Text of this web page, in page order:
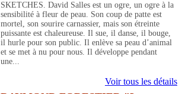
SKETCHES. David Salles est un ogre, un ogre à la
sensibilité à fleur de peau. Son coup de patte est
mortel, son sourire carnassier, mais son étreinte
puissante est chaleureuse. Il sue, il danse, il bouge,
il hurle pour son public. Il enlève sa peau d’animal
et se met à nu pour nous. Il développe pendant
une...
Voir tous les détails